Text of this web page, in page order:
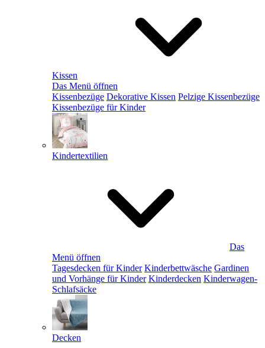
Kissen
Das Menü öffnen
Kissenbezüge Dekorative Kissen Pelzige Kissenbezüge
Kissenbezüge für Kinder
Kindertextilien
Das
Menü öffnen
Tagesdecken für Kinder Kinderbettwäsche Gardinen
und Vorhänge für Kinder Kinderdecken Kinderwagen-
Schlafsäcke
Decken